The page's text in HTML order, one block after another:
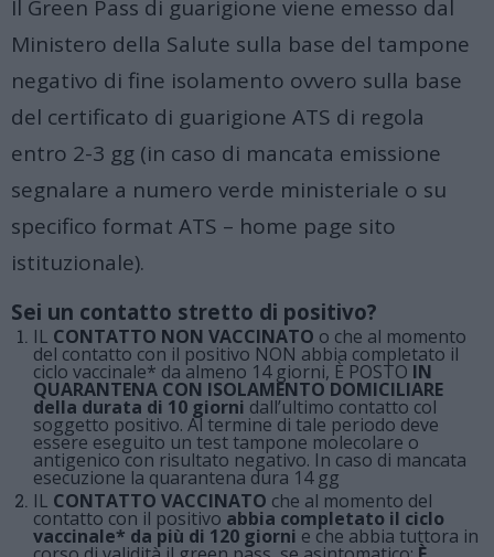
Il Green Pass di guarigione viene emesso dal
Ministero della Salute sulla base del tampone
negativo di fine isolamento ovvero sulla base
del certificato di guarigione ATS di regola
entro 2-3 gg (in caso di mancata emissione
segnalare a numero verde ministeriale o su
specifico format ATS – home page sito
istituzionale).
Sei un contatto stretto di positivo?
IL CONTATTO NON VACCINATO o che al momento
del contatto con il positivo NON abbia completato il
ciclo vaccinale* da almeno 14 giorni, È POSTO IN
QUARANTENA CON ISOLAMENTO DOMICILIARE
della durata di 10 giorni dall’ultimo contatto col
soggetto positivo. Al termine di tale periodo deve
essere eseguito un test tampone molecolare o
antigenico con risultato negativo. In caso di mancata
esecuzione la quarantena dura 14 gg
IL CONTATTO VACCINATO che al momento del
contatto con il positivo abbia completato il ciclo
vaccinale* da più di 120 giorni e che abbia tuttora in